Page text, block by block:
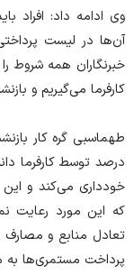
وی ادامه داد: افراد
آن‌ها در لیست
کارفرما می‌گیریم و
درصد توسط کارفرما
خودداری می‌کند و این
که این مورد رعایت
تعادل منابع و
پرداخت مستمری‌ها